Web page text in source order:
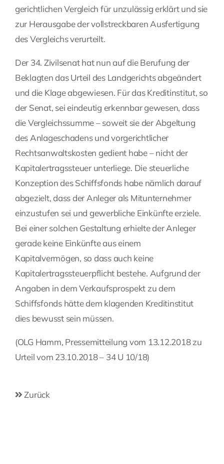
gerichtlichen Vergleich für unzulässig erklärt und sie
zur Herausgabe der vollstreckbaren Ausfertigung
des Vergleichs verurteilt.
Der 34. Zivilsenat hat nun auf die Berufung der
Beklagten das Urteil des Landgerichts abgeändert
und die Klage abgewiesen. Für das Kreditinstitut, so
der Senat, sei eindeutig erkennbar gewesen, dass
die Vergleichssumme – soweit sie der Abgeltung
des Anlageschadens und vorgerichtlicher
Rechtsanwaltskosten gedient habe – nicht der
Kapitalertragssteuer unterliege. Die steuerliche
Konzeption des Schiffsfonds habe nämlich darauf
abgezielt, dass der Anleger als Mitunternehmer
einzustufen sei und gewerbliche Einkünfte erziele.
Bei einer solchen Gestaltung erhielte der Anleger
gerade keine Einkünfte aus einem
Kapitalvermögen, so dass auch keine
Kapitalertragssteuerpflicht bestehe. Aufgrund der
Angaben in dem Verkaufsprospekt zu dem
Schiffsfonds hätte dem klagenden Kreditinstitut
dies bewusst sein müssen.
(OLG Hamm, Pressemitteilung vom 13.12.2018 zu
Urteil vom 23.10.2018 – 34 U 10/18)
Zurück